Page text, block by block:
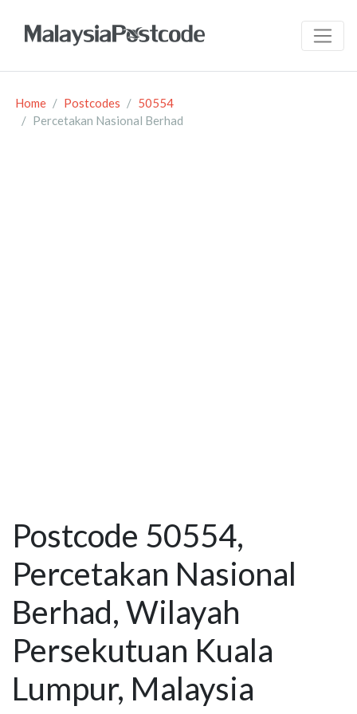
Home Postcodes
50554
Percetakan Nasional Berhad
Postcode 50554,
Percetakan Nasional
Berhad, Wilayah
Persekutuan Kuala
Lumpur, Malaysia